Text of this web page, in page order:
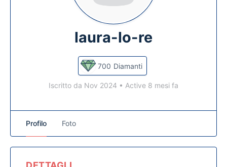
laura-lo-re
700 Diamanti
Iscritto da Nov 2024 • Active 8 mesi fa
Profilo Foto